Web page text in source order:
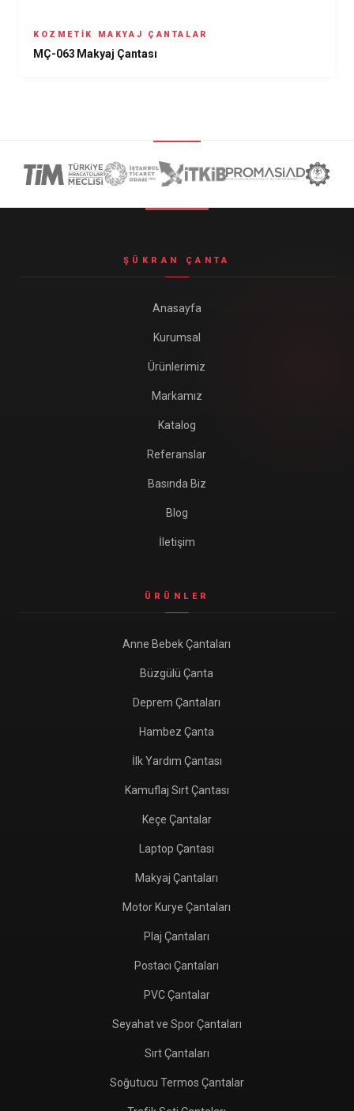
KOZMETIK MAKYAJ ÇANTALAR
MÇ-063 Makyaj Çantası
ŞÜKRAN ÇANTA
Anasayfa
Kurumsal
Ürünlerimiz
Markamız
Katalog
Referanslar
Basında Biz
Blog
İletişim
ÜRÜNLER
Anne Bebek Çantaları
Büzgülü Çanta
Deprem Çantaları
Hambez Çanta
İlk Yardım Çantası
Kamuflaj Sırt Çantası
Keçe Çantalar
Laptop Çantası
Makyaj Çantaları
Motor Kurye Çantaları
Plaj Çantaları
Postacı Çantaları
PVC Çantalar
Seyahat ve Spor Çantaları
Sırt Çantaları
Soğutucu Termos Çantalar